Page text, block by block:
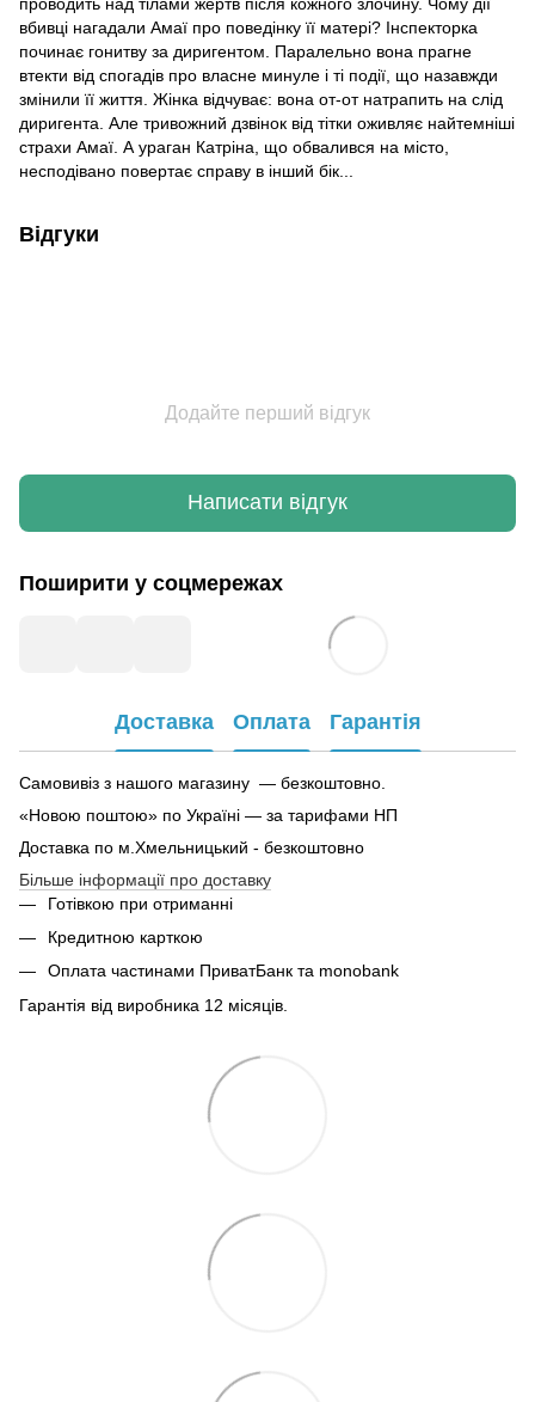
вбивці нагадали Амаї про поведінку її матері? Інспекторка
починає гонитву за диригентом. Паралельно вона прагне
втекти від спогадів про власне минуле і ті події, що назавжди
змінили її життя. Жінка відчуває: вона от-от натрапить на слід
диригента. Але тривожний дзвінок від тітки оживляє найтемніші
страхи Амаї. А ураган Катріна, що обвалився на місто,
несподівано повертає справу в інший бік...
Відгуки
Додайте перший відгук
Написати відгук
Поширити у соцмережах
Доставка Оплата Гарантія
Самовивіз з нашого магазину — безкоштовно.
«Новою поштою» по Україні — за тарифами НП
Доставка по м.Хмельницький - безкоштовно
Більше інформації про доставку
Готівкою при отриманні
Кредитною карткою
Оплата частинами ПриватБанк та monobank
Гарантія від виробника 12 місяців.